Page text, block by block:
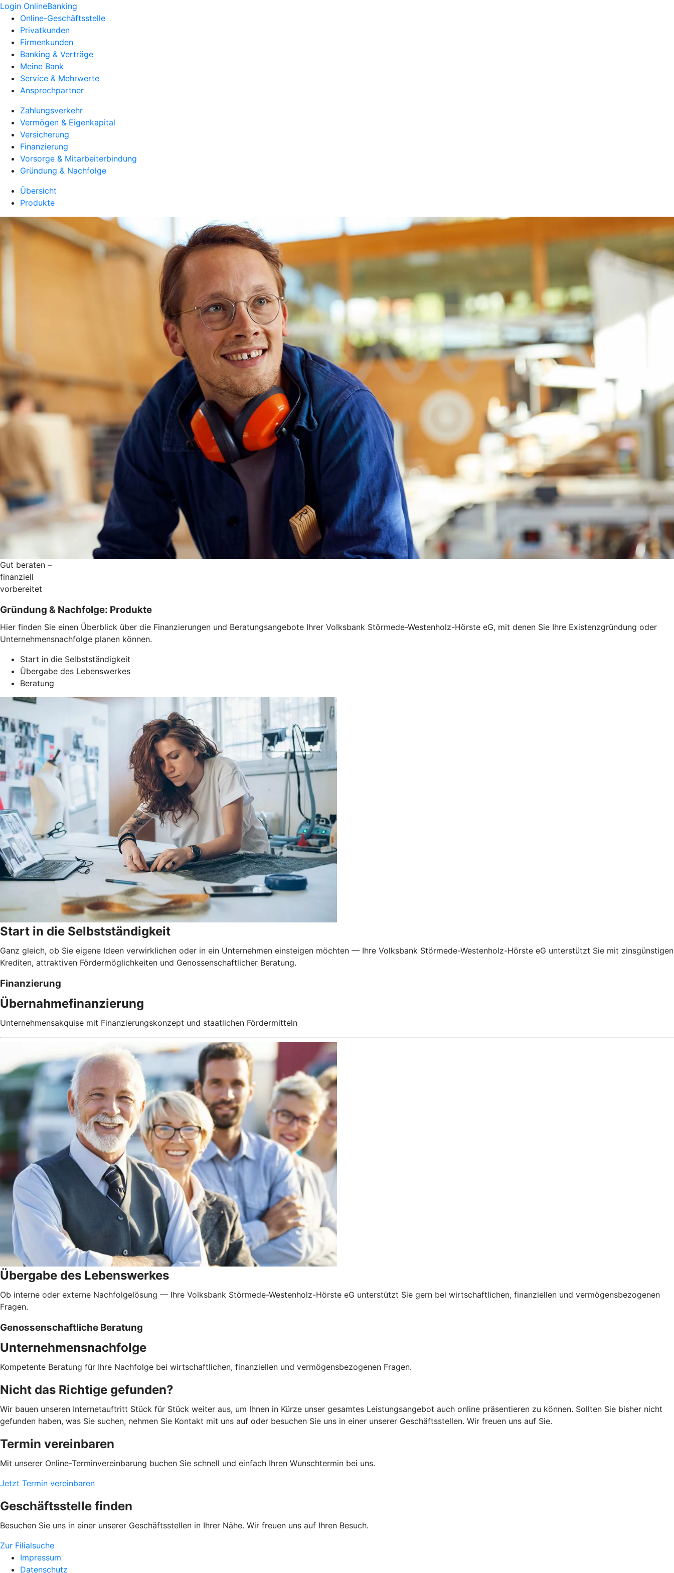
Login OnlineBanking
Online-Geschäftsstelle
Privatkunden
Firmenkunden
Banking & Verträge
Meine Bank
Service & Mehrwerte
Ansprechpartner
Zahlungsverkehr
Vermögen & Eigenkapital
Versicherung
Finanzierung
Vorsorge & Mitarbeiterbindung
Gründung & Nachfolge
Übersicht
Produkte
Gut beraten –
finanziell
vorbereitet
Gründung & Nachfolge: Produkte
Hier finden Sie einen Überblick über die Finanzierungen und Beratungsangebote Ihrer Volksbank Störmede-Westenholz-Hörste eG, mit denen Sie Ihre Existenzgründung oder
Unternehmensnachfolge planen können.
Start in die Selbstständigkeit
Übergabe des Lebenswerkes
Beratung
Start in die Selbstständigkeit
Ganz gleich, ob Sie eigene Ideen verwirklichen oder in ein Unternehmen einsteigen möchten — Ihre Volksbank Störmede-Westenholz-Hörste eG unterstützt Sie mit zinsgünstigen
Krediten, attraktiven Fördermöglichkeiten und Genossenschaftlicher Beratung.
Finanzierung
Übernahmefinanzierung
Unternehmensakquise mit Finanzierungskonzept und staatlichen Fördermitteln
Übergabe des Lebenswerkes
Ob interne oder externe Nachfolgelösung — Ihre Volksbank Störmede-Westenholz-Hörste eG unterstützt Sie gern bei wirtschaftlichen, finanziellen und vermögensbezogenen
Fragen.
Genossenschaftliche Beratung
Unternehmensnachfolge
Kompetente Beratung für Ihre Nachfolge bei wirtschaftlichen, finanziellen und vermögensbezogenen Fragen.
Nicht das Richtige gefunden?
Wir bauen unseren Internetauftritt Stück für Stück weiter aus, um Ihnen in Kürze unser gesamtes Leistungsangebot auch online präsentieren zu können. Sollten Sie bisher nicht
gefunden haben, was Sie suchen, nehmen Sie Kontakt mit uns auf oder besuchen Sie uns in einer unserer Geschäftsstellen. Wir freuen uns auf Sie.
Termin vereinbaren
Mit unserer Online-Terminvereinbarung buchen Sie schnell und einfach Ihren Wunschtermin bei uns.
Jetzt Termin vereinbaren
Geschäftsstelle finden
Besuchen Sie uns in einer unserer Geschäftsstellen in Ihrer Nähe. Wir freuen uns auf Ihren Besuch.
Zur Filialsuche
Impressum
Datenschutz